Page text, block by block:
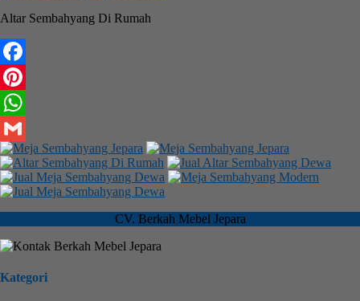
Altar Sembahyang Di Rumah
Facebook
Pinterest
WhatsApp
Gmail
CV. Berkah Mebel Jepara
Kategori